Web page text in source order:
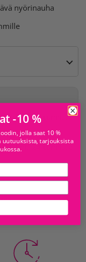
nyörinauha
valmis 24 tunnissa
valmis 24 tunnissa
-10 %
jolla saat 10 %
uutuuksista, tarjouksista